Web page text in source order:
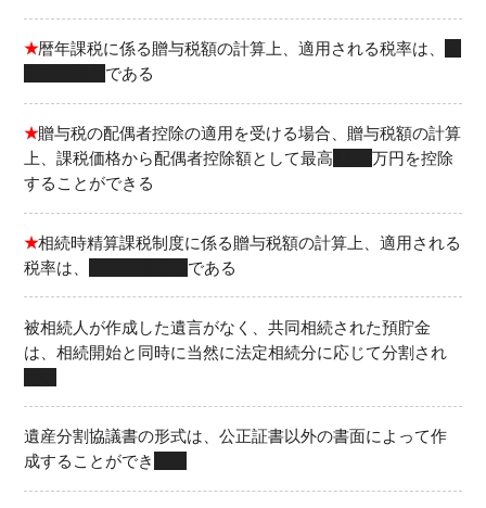
★暦年課税に係る贈与税額の計算上、適用される税率は、
である
★贈与税の配偶者控除の適用を受ける場合、贈与税額の計算
上、課税価格から配偶者控除額として最高
万円を控除
することができる
★相続時精算課税制度に係る贈与税額の計算上、適用される
税率は、
である
被相続人が作成した遺言がなく、共同相続された預貯金
は、相続開始と同時に当然に法定相続分に応じて分割され
遺産分割協議書の形式は、公正証書以外の書面によって作
成することができ